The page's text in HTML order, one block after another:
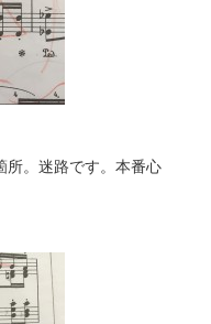
所。迷路です。本番心